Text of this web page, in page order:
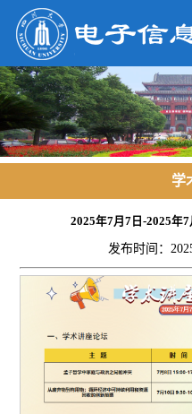
学
2025年7月7日-2025年
发布时间：